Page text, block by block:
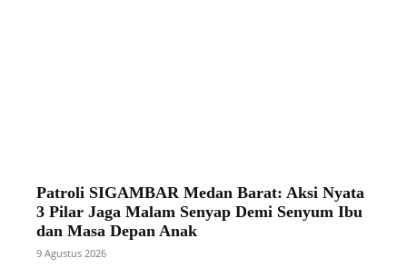
Patroli SIGAMBAR Medan Barat: Aksi Nyata
3 Pilar Jaga Malam Senyap Demi Senyum Ibu
dan Masa Depan Anak
9 Agustus 2026